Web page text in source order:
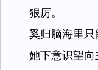
狠厉。
奚归脑海里只
她下意识望向